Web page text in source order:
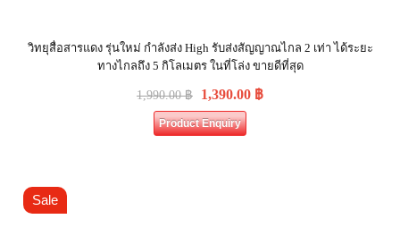
วิทยุสื่อสารแดง รุ่นใหม่ กำลังส่ง High รับส่งสัญญาณไกล 2 เท่า ได้ระยะ
ทางไกลถึง 5 กิโลเมตร ในที่โล่ง ขายดีที่สุด
1,990.00฿ 1,390.00 ฿
Product Enquiry
Sale